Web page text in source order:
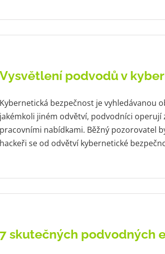
Vysvětlení podvodů v
Kybernetická bezpečnost je vyhledávanou
jakémkoli jiném odvětví, podvodníci
pracovními nabídkami. Běžný pozorovatel
hackeři se od odvětví kybernetické
7 skutečných podvodných